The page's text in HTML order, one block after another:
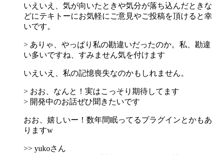
いえいえ、気が向いたときや気分が落ち込んだときな
どにテキトーにお気軽にご意見やご投稿を頂けると幸
いです。
> ありゃ、やっぱり私の勘違いだったのか。私、勘違
い多いですね、すみません気を付けます
いえいえ、私の記憶喪失なのかもしれません。
> おお、なんと！実はこっそり期待してます
> 開発中のお話ぜひ聞きたいです
おお、嬉しいー！数年間眠ってるプラグインとかもあ
りますw
>> yukoさん